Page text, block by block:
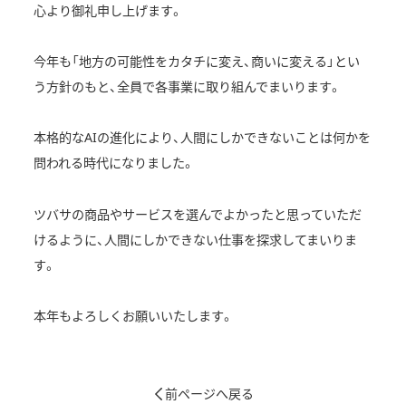
心より御礼申し上げます。
今年も「地方の可能性をカタチに変え、商いに変える」とい
う方針のもと、全員で各事業に取り組んでまいります。
本格的なAIの進化により、人間にしかできないことは何かを
問われる時代になりました。
ツバサの商品やサービスを選んでよかったと思っていただ
けるように、人間にしかできない仕事を探求してまいりま
す。
本年もよろしくお願いいたします。
前ページへ戻る